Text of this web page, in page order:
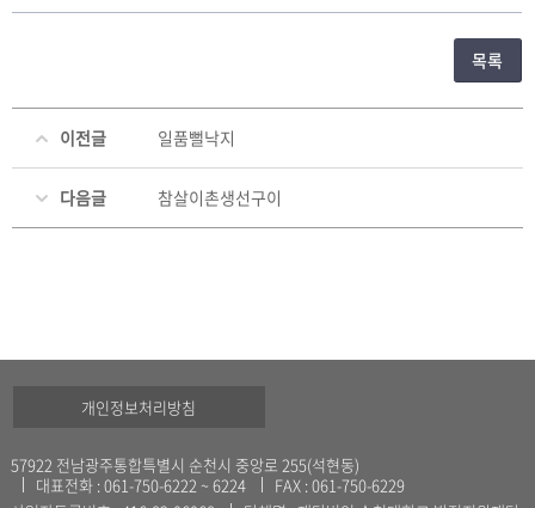
목록
이전글 일품뻘낙지
다음글 참살이촌생선구이
개인정보처리방침
57922 전남광주통합특별시 순천시 중앙로 255(석현동)
대표전화 : 061-750-6222 ~ 6224
FAX : 061-750-6229